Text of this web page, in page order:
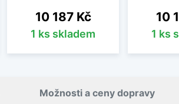
Cena
10 187 Kč
1 ks skladem
Cena
10
1 ks
Možnosti a ceny dopravy